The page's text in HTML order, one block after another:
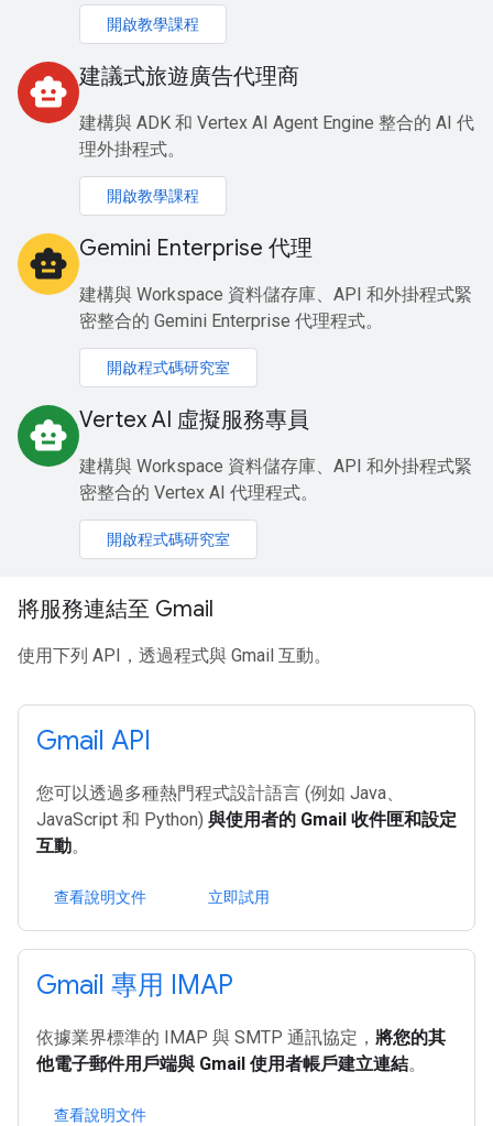
開啟教學課程
smart_toy 建議式旅遊廣告代理商
建構與 ADK 和 Vertex AI Agent Engine 整合的 AI 代
理外掛程式。
開啟教學課程
smart_toy Gemini Enterprise 代理
建構與 Workspace 資料儲存庫、API 和外掛程式緊
密整合的 Gemini Enterprise 代理程式。
開啟程式碼研究室
smart_toy Vertex AI 虛擬服務專員
建構與 Workspace 資料儲存庫、API 和外掛程式緊
密整合的 Vertex AI 代理程式。
開啟程式碼研究室
將服務連結至 Gmail
使用下列 API，透過程式與 Gmail 互動。
Gmail API
您可以透過多種熱門程式設計語言 (例如 Java、
JavaScript 和 Python) 與使用者的 Gmail 收件匣和設定
互動。
查看說明文件 立即試用
Gmail 專用 IMAP
依據業界標準的 IMAP 與 SMTP 通訊協定， 將您的其
他電子郵件用戶端與 Gmail 使用者帳戶建立連結。
查看說明文件